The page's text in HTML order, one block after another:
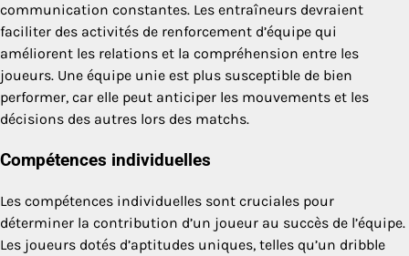
communication constantes. Les entraîneurs devraient
faciliter des activités de renforcement d’équipe qui
améliorent les relations et la compréhension entre les
joueurs. Une équipe unie est plus susceptible de bien
performer, car elle peut anticiper les mouvements et les
décisions des autres lors des matchs.
Compétences individuelles
Les compétences individuelles sont cruciales pour
déterminer la contribution d’un joueur au succès de l’équipe.
Les joueurs dotés d’aptitudes uniques, telles qu’un dribble